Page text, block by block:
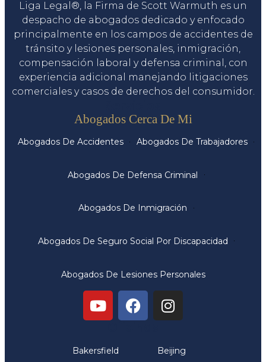
Liga Legal®, la Firma de Scott Warmuth es un
despacho de abogados dedicado y enfocado
principalmente en los campos de accidentes de
tránsito y lesiones personales, inmigración,
compensación laboral y defensa criminal, con
experiencia adicional manejando litigaciones
comerciales y casos de derechos del consumidor.
Abogados Cerca De Mi
Abogados De Accidentes Abogados De Trabajadores
Abogados De Defensa Criminal
Abogados De Inmigración
Abogados De Seguro Social Por Discapacidad
Abogados De Lesiones Personales
Bakersfield Beijing